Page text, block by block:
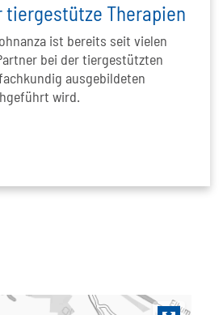
tiergestütze Therapien
ist bereits seit vielen
bei der tiergestützten
ausgebildeten
wird.